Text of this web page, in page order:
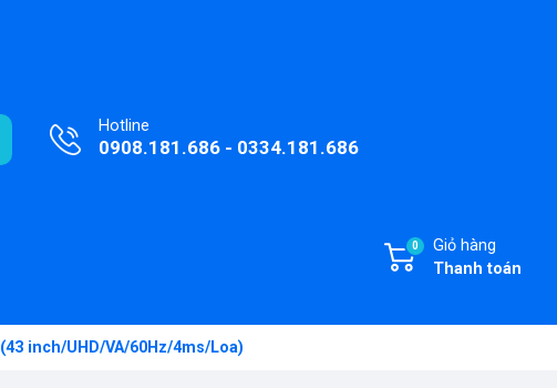
Hotline
0908.181.686 - 0334.181.686
Giỏ hàng
Thanh toán
0
inch/UHD/VA/60Hz/4ms/Loa)